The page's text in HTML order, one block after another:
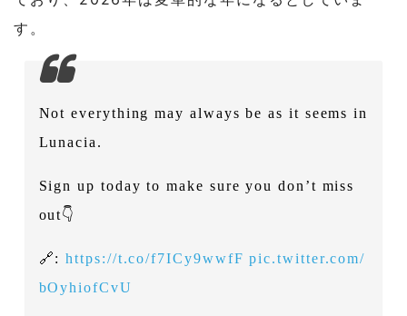
す。
Not everything may always be as it seems in
Lunacia.
Sign up today to make sure you don’t miss
out👇
🔗:https://t.co/f7ICy9wwfF pic.twitter.com/
bOyhiofCvU